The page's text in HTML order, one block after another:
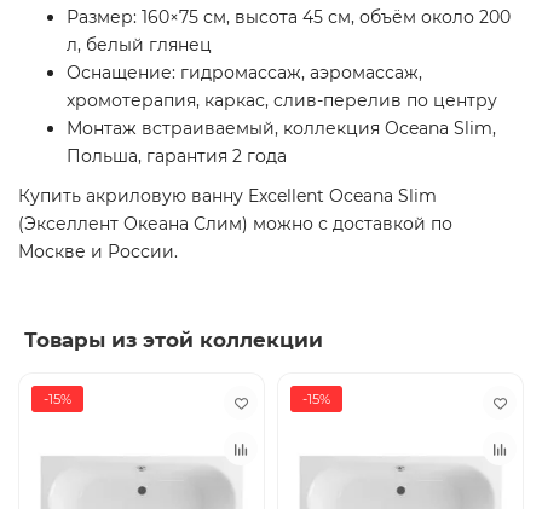
Размер: 160×75 см, высота 45 см, объём около 200
л, белый глянец
Оснащение: гидромассаж, аэромассаж,
хромотерапия, каркас, слив-перелив по центру
Монтаж встраиваемый, коллекция Oceana Slim,
Польша, гарантия 2 года
Купить акриловую ванну Excellent Oceana Slim
(Экселлент Океана Слим) можно с доставкой по
Москве и России.
Товары из этой коллекции
-15% -15%